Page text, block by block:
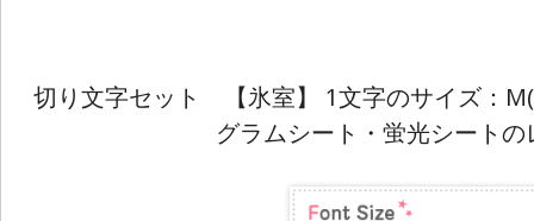
切り文字セット 【氷室】 1文字のサイズ：
グラムシート・蛍光シートの